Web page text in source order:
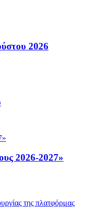
2026
2026-2027»